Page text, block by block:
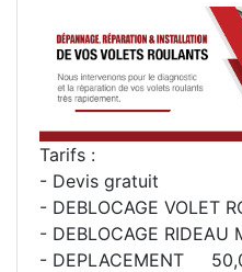
Tarifs :
- Devis gratuit
- DEBLOCAGE VOLET
- DEBLOCAGE RIDEAU
- DEPLACEMENT